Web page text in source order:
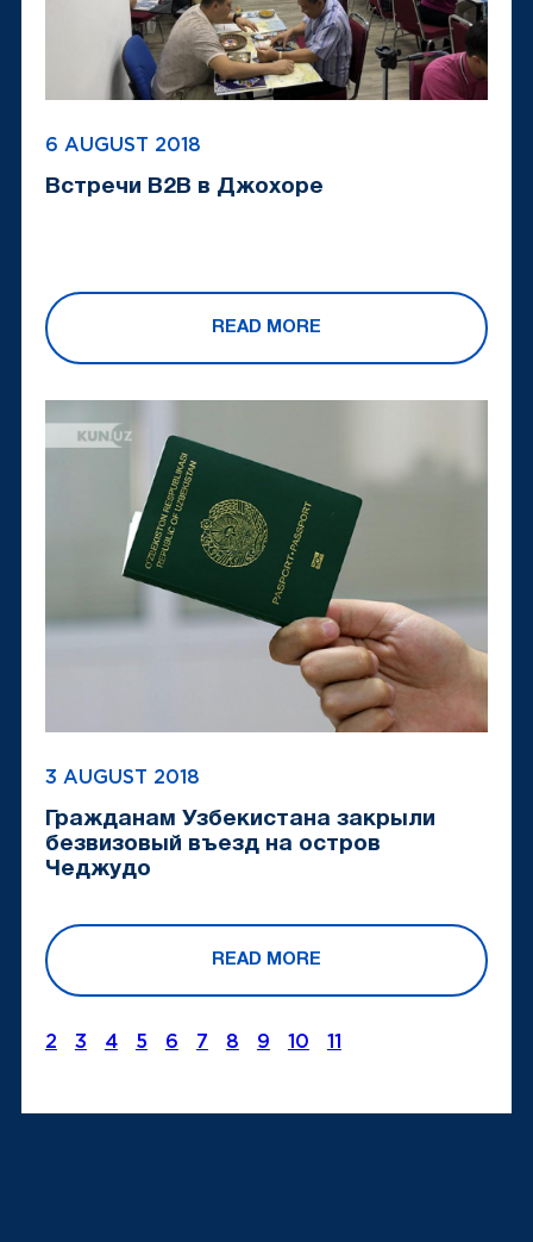
6 AUGUST 2018
Встречи B2B в Джохоре
READ MORE
3 AUGUST 2018
Гражданам Узбекистана закрыли
безвизовый въезд на остров
Чеджудо
READ MORE
2 3 4 5 6 7 8 9 10 11